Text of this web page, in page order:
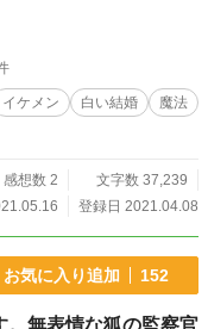
ョ
イケメン 白い結婚
魔法
感想数 2
文字数 37,239
登録日 2021.04.08
お気に入り追加 152
。無表情な狐の監察官